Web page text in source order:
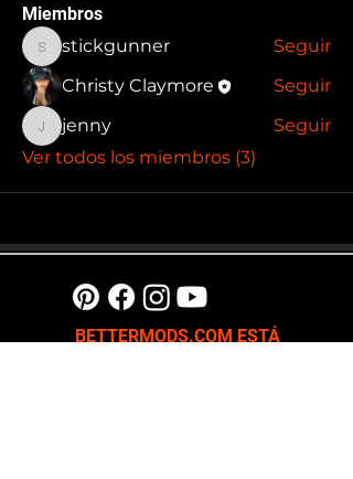
Miembros
stickgunner
stickgunner
Seguir
Christy Claymore
Seguir
jennyjenny
Seguir
Ver todos los miembros (3)
BETTERMODS.COM ESTÁ